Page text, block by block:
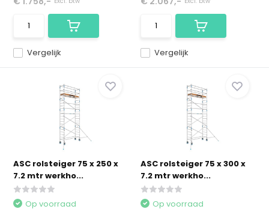
Vergelijk Vergelijk
ASC rolsteiger 75 x 250 x
7.2 mtr werkho...
Op voorraad
ASC rolsteiger 75 x 300 x
7.2 mtr werkho...
Op voorraad